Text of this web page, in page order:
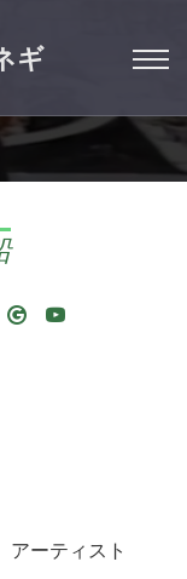
ギ
アーティスト